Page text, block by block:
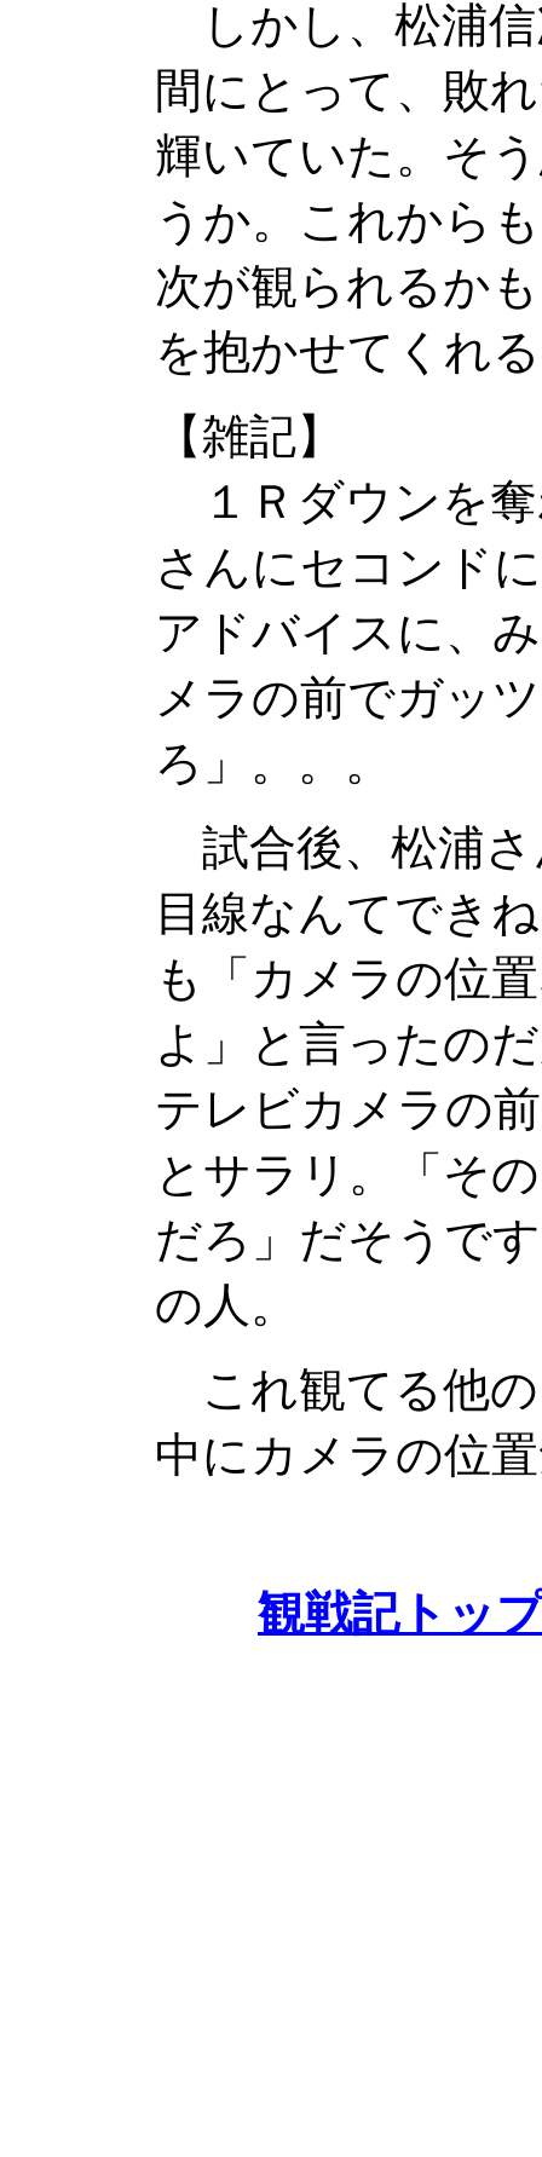
しかし、松浦信
間にとって、敗
輝いていた。そ
うか。これから
次が観られるか
を抱かせてくれ
【雑記】
１Ｒダウンを
さんにセコンド
アドバイスに、
メラの前でガッ
ろ」。。。
試合後、松浦さ
目線なんてでき
も「カメラの位
よ」と言ったの
テレビカメラの
とサラリ。「そ
だろ」だそうで
の人。
これ観てる他
中にカメラの位
観戦記トッ